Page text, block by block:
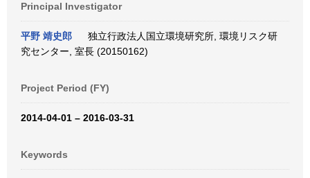
Principal Investigator
平野 靖史郎
独立行政法人国立環境研究所, 環境リスク研
究センター, 室長 (20150162)
Project Period (FY)
2014-04-01 – 2016-03-31
Keywords